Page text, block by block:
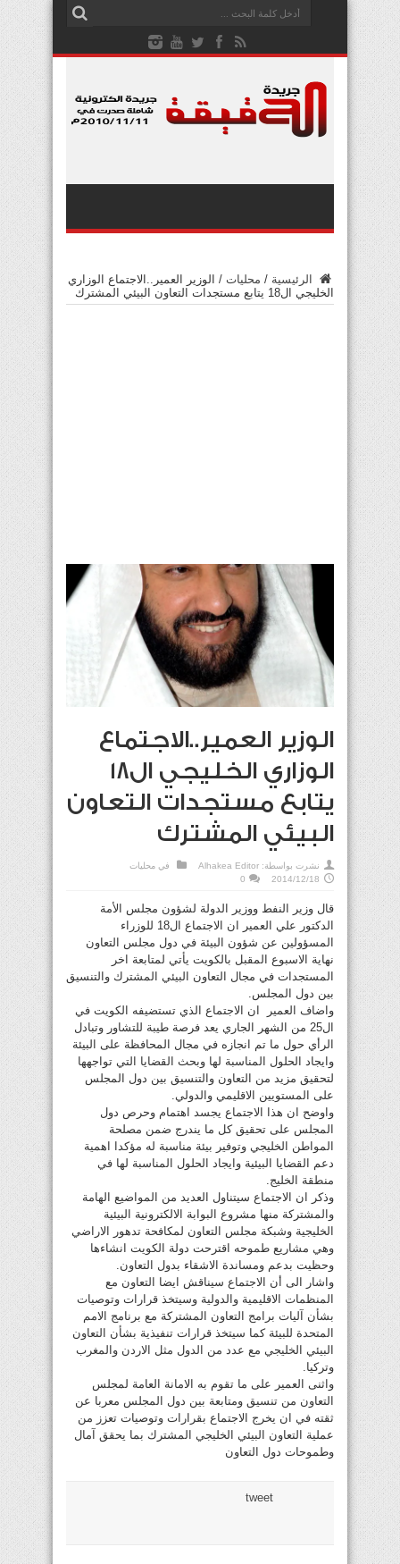
الرئيسية / محليات / الوزير العمير..الاجتماع الوزاري
الخليجي ال18 يتابع مستجدات التعاون البيئي المشترك
الوزير العمير..الاجتماع
الوزاري الخليجي ال18
يتابع مستجدات التعاون
البيئي المشترك
نشرت بواسطة: Alhakea Editor في محليات
2014/12/18
0
قال وزير النفط ووزير الدولة لشؤون مجلس الأمة
الدكتور علي العمير ان الاجتماع ال18 للوزراء
المسؤولين عن شؤون البيئة في دول مجلس التعاون
نهاية الاسبوع المقبل بالكويت يأتي لمتابعة اخر
المستجدات في مجال التعاون البيئي المشترك والتنسيق
بين دول المجلس.
واضاف العمير ان الاجتماع الذي تستضيفه الكويت في
ال25 من الشهر الجاري يعد فرصة طيبة للتشاور وتبادل
الرأي حول ما تم انجازه في مجال المحافظة على البيئة
وايجاد الحلول المناسبة لها وبحث القضايا التي تواجهها
لتحقيق مزيد من التعاون والتنسيق بين دول المجلس
على المستويين الاقليمي والدولي.
واوضح ان هذا الاجتماع يجسد اهتمام وحرص دول
المجلس على تحقيق كل ما يندرج ضمن مصلحة
المواطن الخليجي وتوفير بيئة مناسبة له مؤكدا اهمية
دعم القضايا البيئية وايجاد الحلول المناسبة لها في
منطقة الخليج.
وذكر ان الاجتماع سيتناول العديد من المواضيع الهامة
والمشتركة منها مشروع البوابة الالكترونية البيئية
الخليجية وشبكة مجلس التعاون لمكافحة تدهور الاراضي
وهي مشاريع طموحه اقترحت دولة الكويت انشاءها
وحظيت بدعم ومساندة الاشقاء بدول التعاون.
واشار الى أن الاجتماع سيناقش ايضا التعاون مع
المنظمات الاقليمية والدولية وسيتخذ قرارات وتوصيات
بشأن آليات برامج التعاون المشتركة مع برنامج الامم
المتحدة للبيئة كما سيتخذ قرارات تنفيذية بشأن التعاون
البيئي الخليجي مع عدد من الدول مثل الاردن والمغرب
وتركيا.
واثنى العمير على ما تقوم به الامانة العامة لمجلس
التعاون من تنسيق ومتابعة بين دول المجلس معربا عن
ثقته في ان يخرج الاجتماع بقرارات وتوصيات تعزز من
عملية التعاون البيئي الخليجي المشترك بما يحقق آمال
وطموحات دول التعاون
tweet